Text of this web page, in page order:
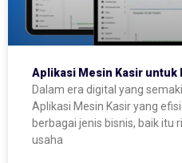
Aplikasi Mesin Kasir untuk
Dalam era digital yang
Aplikasi Mesin Kasir yang
berbagai jenis bisnis, baik itu
usaha